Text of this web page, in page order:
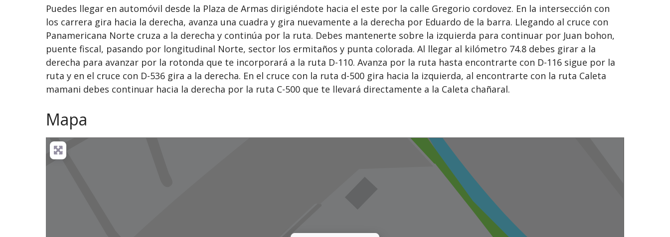
Puedes llegar en automóvil desde la Plaza de Armas dirigiéndote hacia el este por la calle Gregorio cordovez. En la intersección con
los carrera gira hacia la derecha, avanza una cuadra y gira nuevamente a la derecha por Eduardo de la barra. Llegando al cruce con
Panamericana Norte cruza a la derecha y continúa por la ruta. Debes mantenerte sobre la izquierda para continuar por Juan bohon,
puente fiscal, pasando por longitudinal Norte, sector los ermitaños y punta colorada. Al llegar al kilómetro 74.8 debes girar a la
derecha para avanzar por la rotonda que te incorporará a la ruta D-110. Avanza por la ruta hasta encontrarte con D-116 sigue por la
ruta y en el cruce con D-536 gira a la derecha. En el cruce con la ruta d-500 gira hacia la izquierda, al encontrarte con la ruta Caleta
mamani debes continuar hacia la derecha por la ruta C-500 que te llevará directamente a la Caleta chañaral.
Mapa